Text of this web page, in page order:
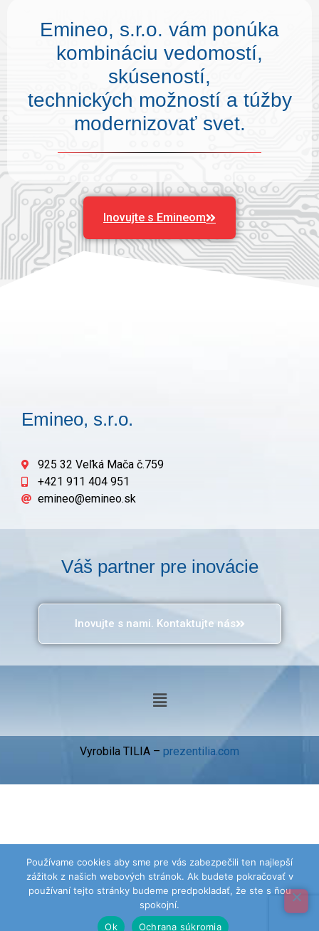
Emineo, s.r.o. vám ponúka
kombináciu vedomostí,
skúseností,
technických možností a túžby
modernizovať svet.
Inovujte s Emineom
Emineo, s.r.o.
925 32 Veľká Mača č.759
+421 911 404 951
emineo@emineo.sk
Váš partner pre inovácie
Inovujte s nami. Kontaktujte nás
Vyrobila TILIA – prezentilia.com
Používame cookies aby sme pre vás zabezpečili ten najlepší
zážitok z našich webových stránok. Ak budete pokračovať v
používaní tejto stránky budeme predpokladať, že ste s ňou
spokojní.
Ok
Ochrana súkromia